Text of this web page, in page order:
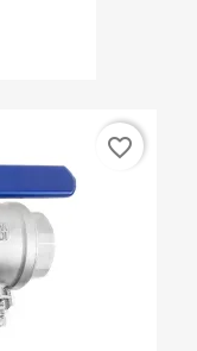
favorite_border